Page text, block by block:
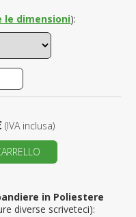
le dimensioni):
(IVA inclusa)
in Poliestere
diverse scriveteci):